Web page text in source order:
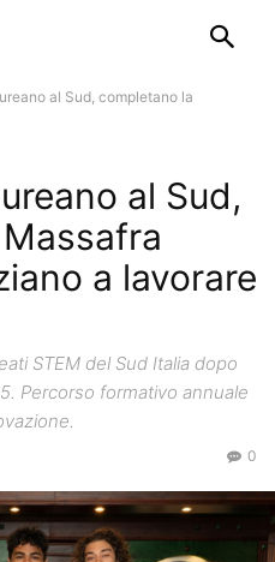
al Sud, completano la
al Sud,
a lavorare
STEM del Sud Italia dopo
Percorso formativo annuale
0